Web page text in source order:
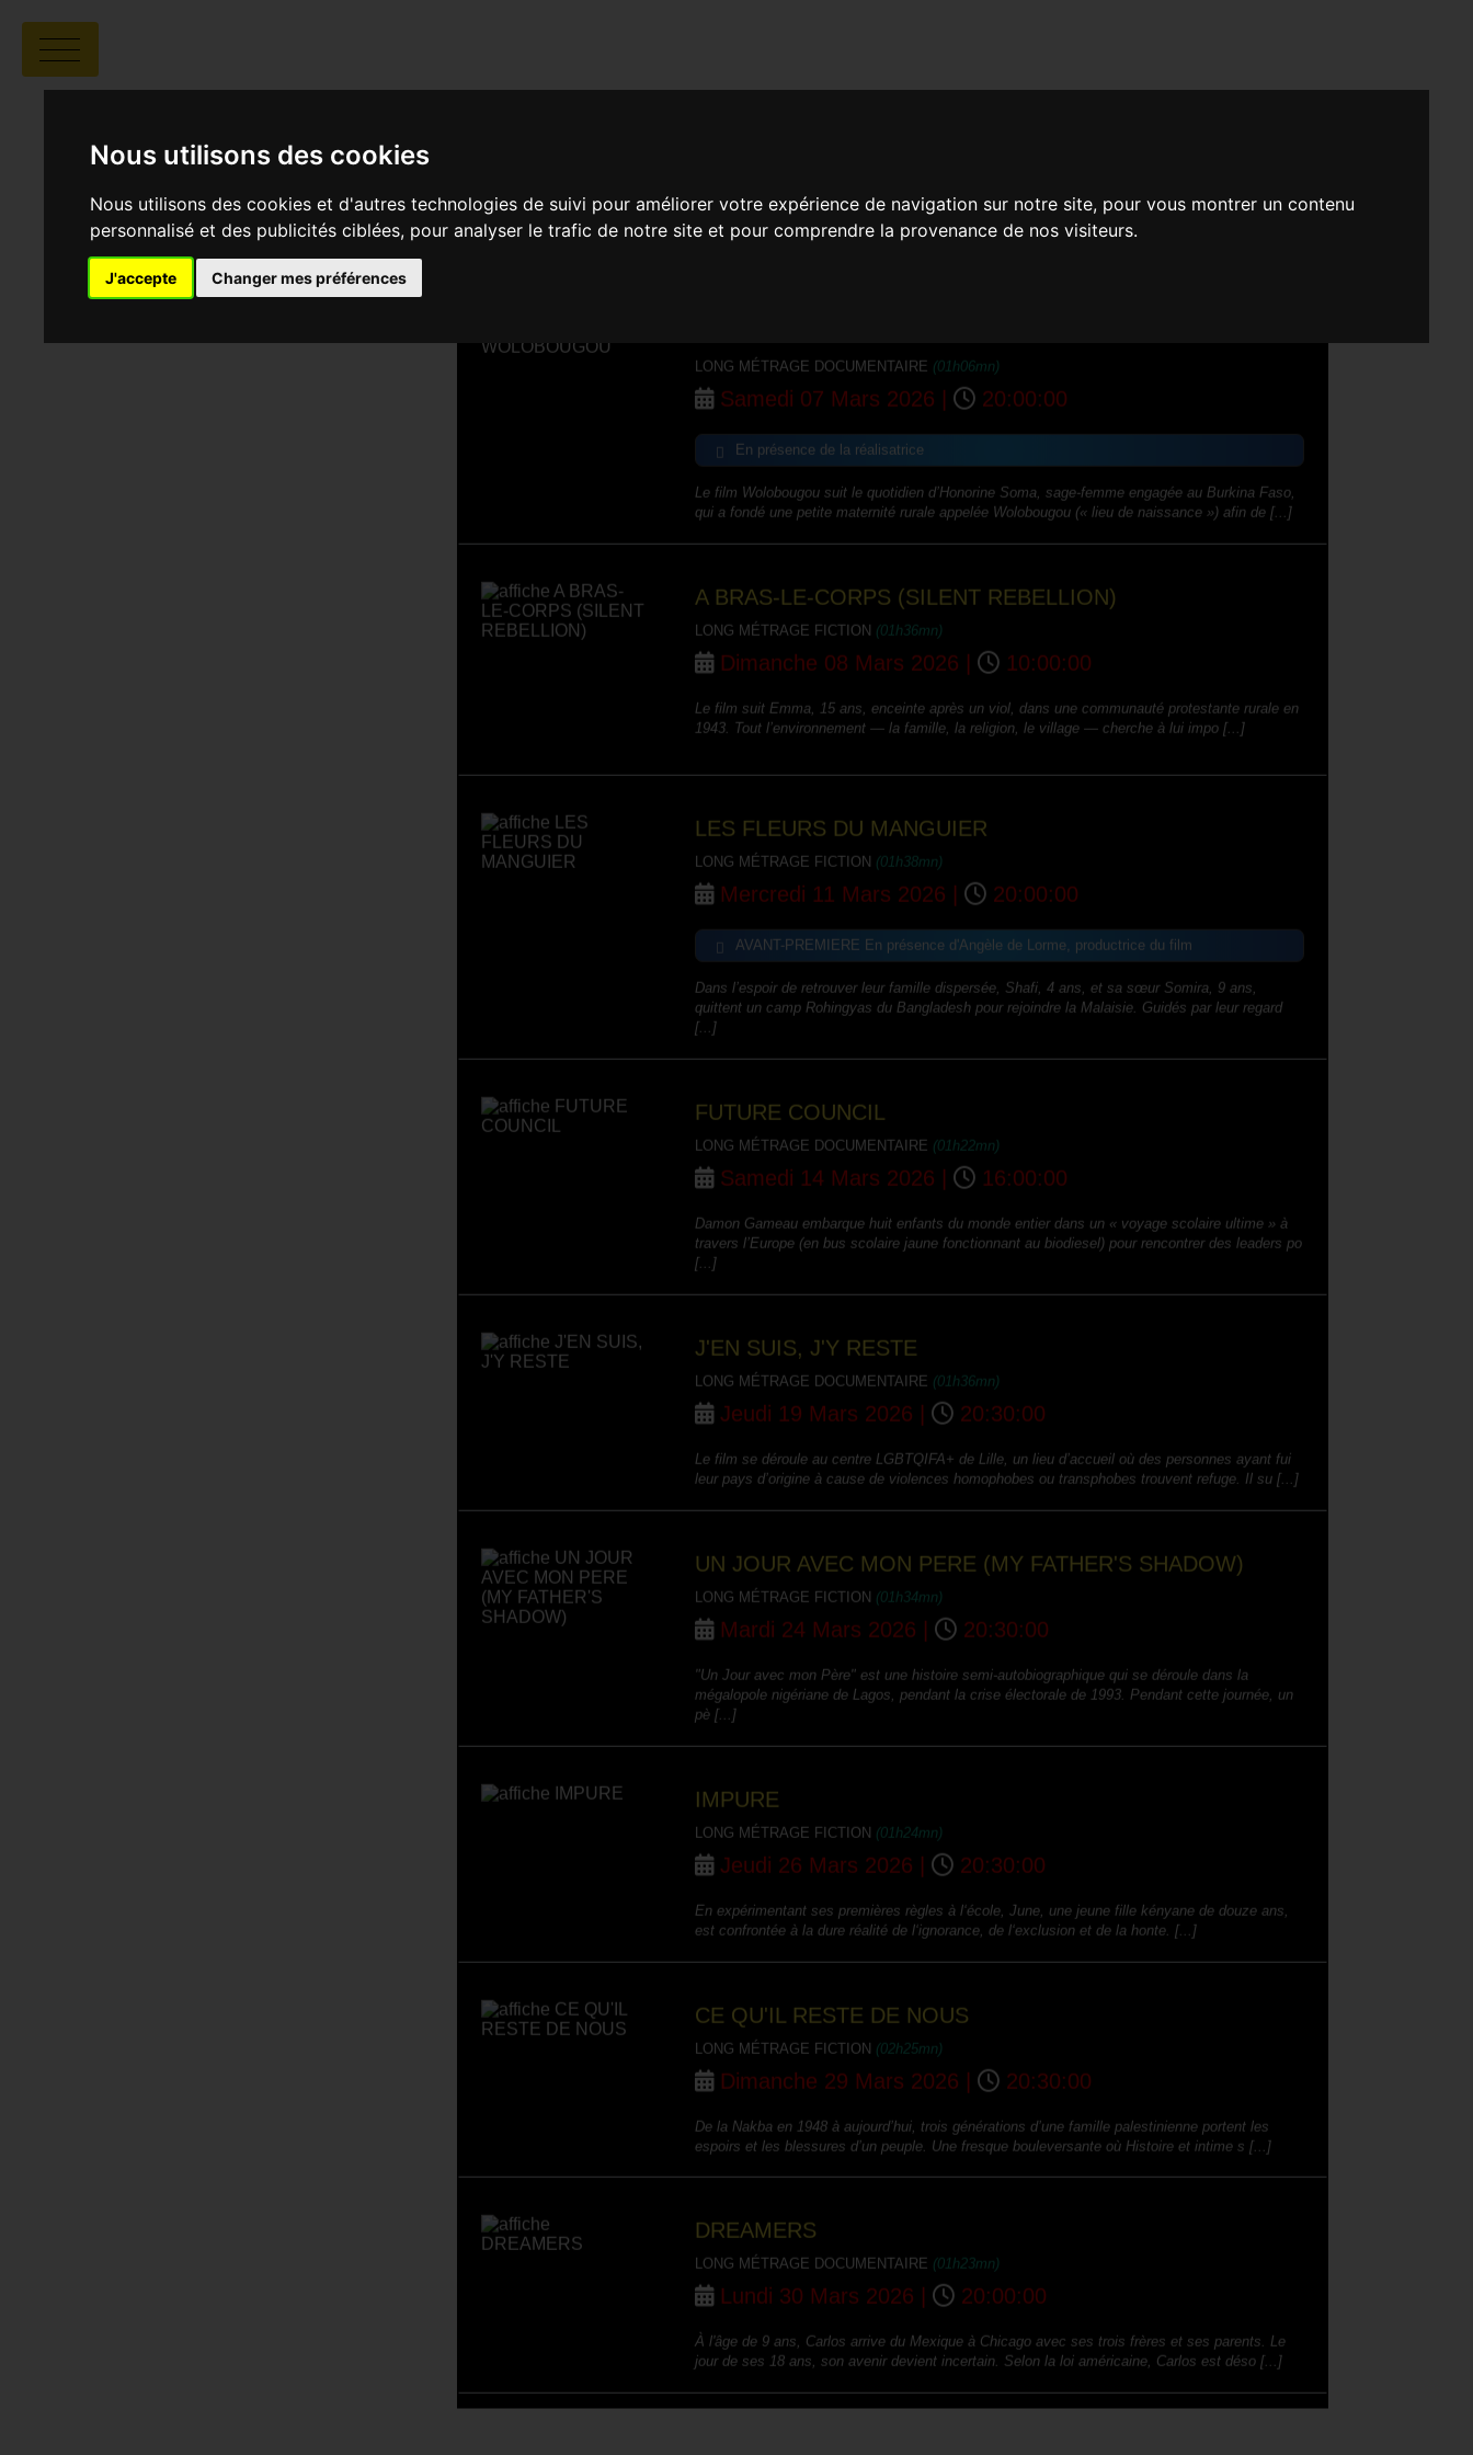
Nous utilisons des cookies
Nous utilisons des cookies et d'autres technologies de suivi pour améliorer votre expérience de navigation sur notre site, pour vous montrer un contenu
personnalisé et des publicités ciblées, pour analyser le trafic de notre site et pour comprendre la provenance de nos visiteurs.
J'accepte Changer mes préférences
LONG MÉTRAGE DOCUMENTAIRE (01h06mn)
Samedi 07 Mars 2026 | 20:00:00
En présence de la réalisatrice
Le film Wolobougou suit le quotidien d’Honorine Soma, sage-femme engagée au Burkina Faso,
qui a fondé une petite maternité rurale appelée Wolobougou (« lieu de naissance ») afin de [...]
A BRAS-LE-CORPS (SILENT REBELLION)
LONG MÉTRAGE FICTION (01h36mn)
Dimanche 08 Mars 2026 | 10:00:00
Le film suit Emma, 15 ans, enceinte après un viol, dans une communauté protestante rurale en
1943. Tout l’environnement — la famille, la religion, le village — cherche à lui impo [...]
LES FLEURS DU MANGUIER
LONG MÉTRAGE FICTION (01h38mn)
Mercredi 11 Mars 2026 | 20:00:00
AVANT-PREMIERE En présence d'Angèle de Lorme, productrice du film
Dans l’espoir de retrouver leur famille dispersée, Shafi, 4 ans, et sa sœur Somira, 9 ans,
quittent un camp Rohingyas du Bangladesh pour rejoindre la Malaisie. Guidés par leur regard
[...]
FUTURE COUNCIL
LONG MÉTRAGE DOCUMENTAIRE (01h22mn)
Samedi 14 Mars 2026 | 16:00:00
Damon Gameau embarque huit enfants du monde entier dans un « voyage scolaire ultime » à
travers l’Europe (en bus scolaire jaune fonctionnant au biodiesel) pour rencontrer des leaders po
[...]
J'EN SUIS, J'Y RESTE
LONG MÉTRAGE DOCUMENTAIRE (01h36mn)
Jeudi 19 Mars 2026 | 20:30:00
Le film se déroule au centre LGBTQIFA+ de Lille, un lieu d’accueil où des personnes ayant fui
leur pays d’origine à cause de violences homophobes ou transphobes trouvent refuge. Il su [...]
UN JOUR AVEC MON PERE (MY FATHER'S SHADOW)
LONG MÉTRAGE FICTION (01h34mn)
Mardi 24 Mars 2026 | 20:30:00
"Un Jour avec mon Père" est une histoire semi-autobiographique qui se déroule dans la
mégalopole nigériane de Lagos, pendant la crise électorale de 1993. Pendant cette journée, un
pè [...]
IMPURE
LONG MÉTRAGE FICTION (01h24mn)
Jeudi 26 Mars 2026 | 20:30:00
En expérimentant ses premières règles à l‘école, June, une jeune fille kényane de douze ans,
est confrontée à la dure réalité de l‘ignorance, de l‘exclusion et de la honte. [...]
CE QU'IL RESTE DE NOUS
LONG MÉTRAGE FICTION (02h25mn)
Dimanche 29 Mars 2026 | 20:30:00
De la Nakba en 1948 à aujourd’hui, trois générations d’une famille palestinienne portent les
espoirs et les blessures d’un peuple. Une fresque bouleversante où Histoire et intime s [...]
DREAMERS
LONG MÉTRAGE DOCUMENTAIRE (01h23mn)
Lundi 30 Mars 2026 | 20:00:00
À l'âge de 9 ans, Carlos arrive du Mexique à Chicago avec ses trois frères et ses parents. Le
jour de ses 18 ans, son avenir devient incertain. Selon la loi américaine, Carlos est déso [...]